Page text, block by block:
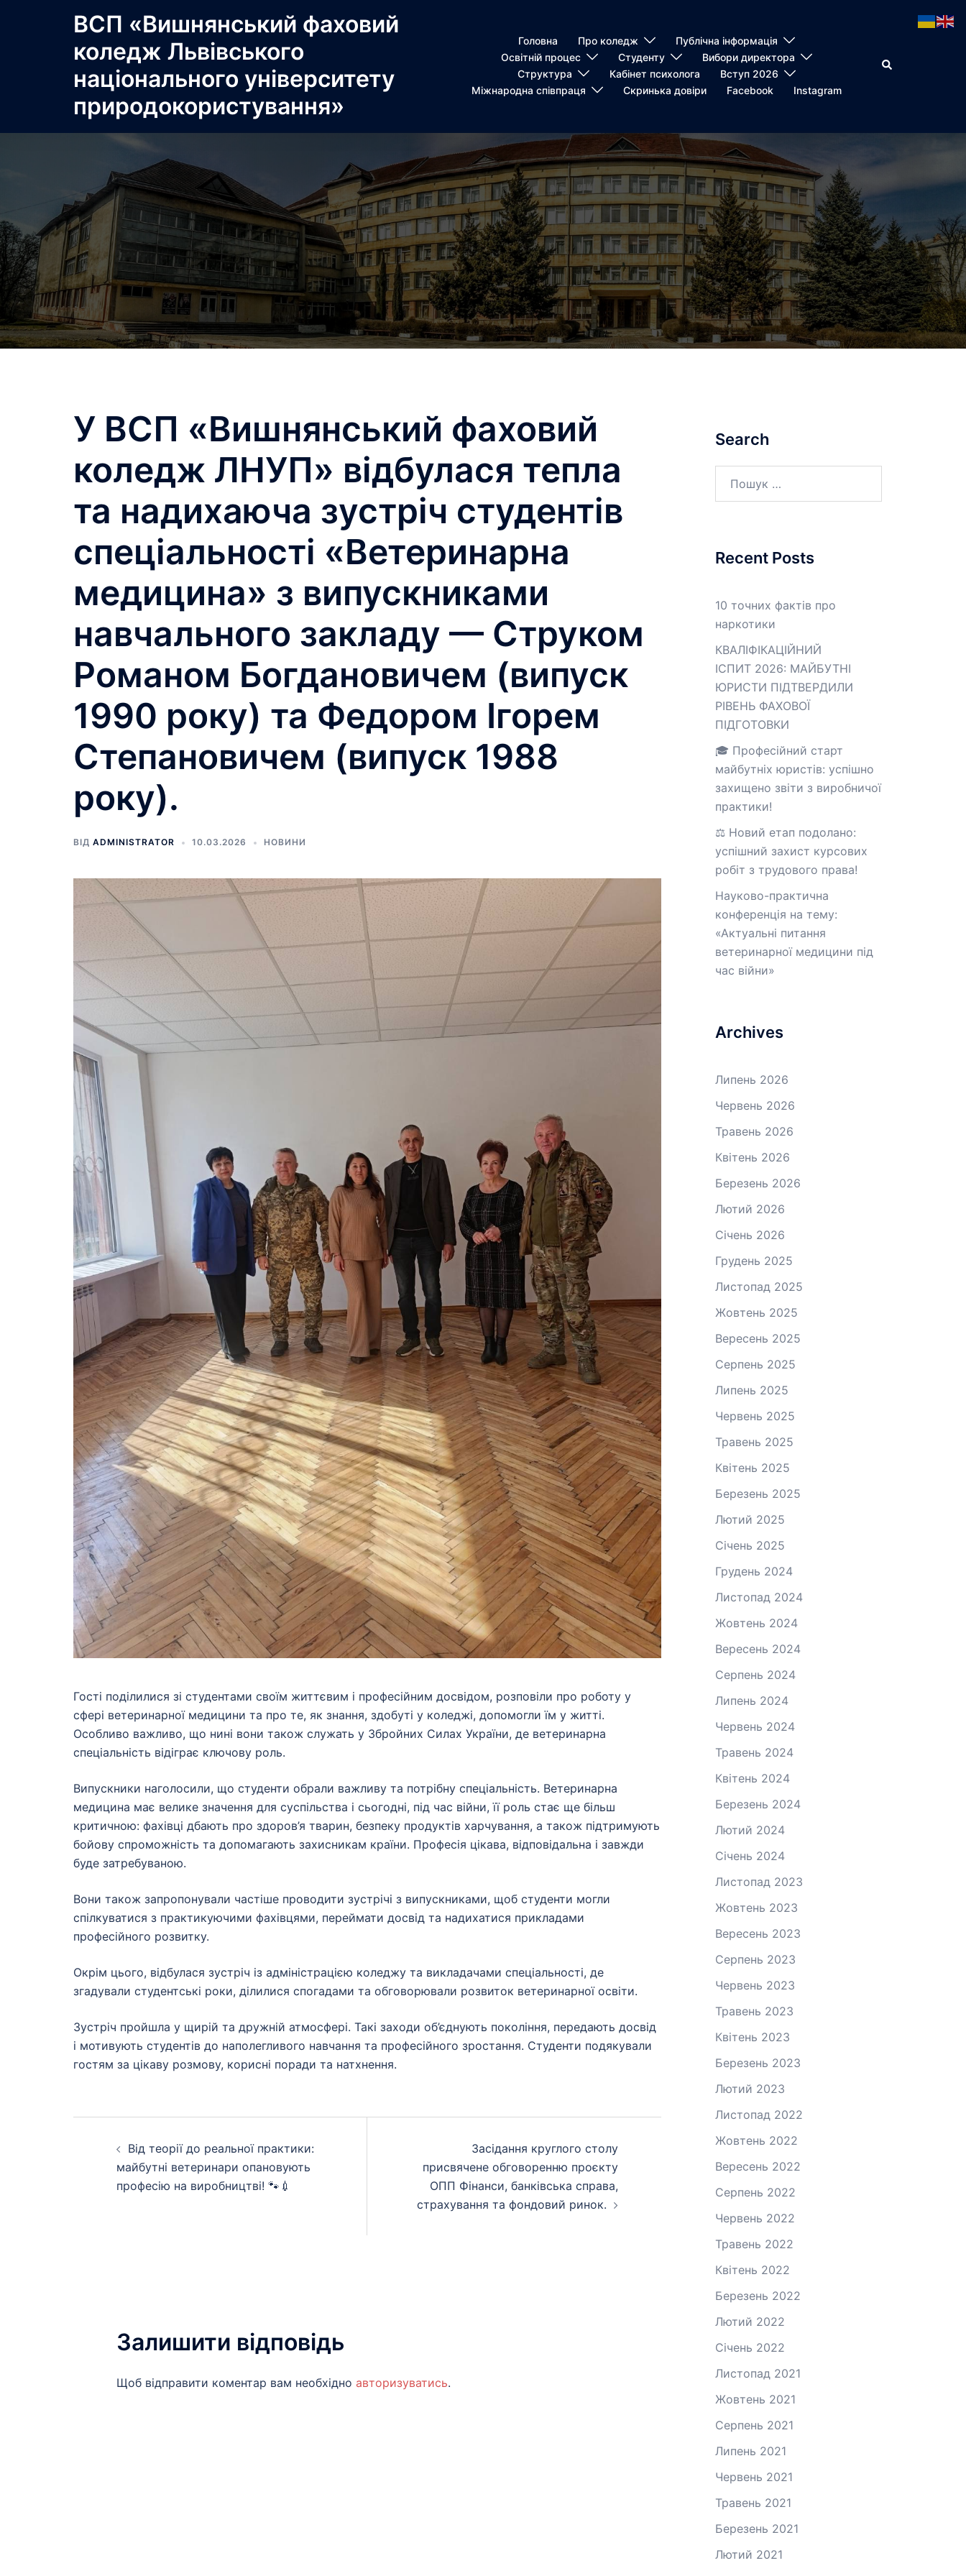
ВСП «Вишнянський фаховий
коледж Львівського
національного університету
природокористування»
Головна Про коледж
Публічна інформація
Освітній процес
Студенту
Вибори директора
Структура
Кабінет психолога
Вступ 2026
Міжнародна співпраця
Скринька довіри Facebook Instagram
Пошук
У ВСП «Вишнянський фаховий
коледж ЛНУП» відбулася тепла
та надихаюча зустріч студентів
спеціальності «Ветеринарна
медицина» з випускниками
навчального закладу — Струком
Романом Богдановичем (випуск
1990 року) та Федором Ігорем
Степановичем (випуск 1988
року).
ВІД ADMINISTRATOR 10.03.2026 НОВИНИ
Гості поділилися зі студентами своїм життєвим і професійним досвідом, розповіли про роботу у
сфері ветеринарної медицини та про те, як знання, здобуті у коледжі, допомогли їм у житті.
Особливо важливо, що нині вони також служать у Збройних Силах України, де ветеринарна
спеціальність відіграє ключову роль.
Випускники наголосили, що студенти обрали важливу та потрібну спеціальність. Ветеринарна
медицина має велике значення для суспільства і сьогодні, під час війни, її роль стає ще більш
критичною: фахівці дбають про здоров’я тварин, безпеку продуктів харчування, а також підтримують
бойову спроможність та допомагають захисникам країни. Професія цікава, відповідальна і завжди
буде затребуваною.
Вони також запропонували частіше проводити зустрічі з випускниками, щоб студенти могли
спілкуватися з практикуючими фахівцями, переймати досвід та надихатися прикладами
професійного розвитку.
Окрім цього, відбулася зустріч із адміністрацією коледжу та викладачами спеціальності, де
згадували студентські роки, ділилися спогадами та обговорювали розвиток ветеринарної освіти.
Зустріч пройшла у щирій та дружній атмосфері. Такі заходи об’єднують покоління, передають досвід
і мотивують студентів до наполегливого навчання та професійного зростання. Студенти подякували
гостям за цікаву розмову, корисні поради та натхнення.
Навігація
Від теорії до реальної практики:
майбутні ветеринари опановують
професію на виробництві! 🐾💉
Засідання круглого столу
присвячене обговоренню проєкту
ОПП Фінанси, банківська справа,
страхування та фондовий ринок.
Залишити відповідь
Щоб відправити коментар вам необхідно авторизуватись.
Search
Recent Posts
10 точних фактів про
наркотики
КВАЛІФІКАЦІЙНИЙ
ІСПИТ 2026: МАЙБУТНІ
ЮРИСТИ ПІДТВЕРДИЛИ
РІВЕНЬ ФАХОВОЇ
ПІДГОТОВКИ
🎓 Професійний старт
майбутніх юристів: успішно
захищено звіти з виробничої
практики!
⚖️ Новий етап подолано:
успішний захист курсових
робіт з трудового права!
Науково-практична
конференція на тему:
«Актуальні питання
ветеринарної медицини під
час війни»
Archives
Липень 2026
Червень 2026
Травень 2026
Квітень 2026
Березень 2026
Лютий 2026
Січень 2026
Грудень 2025
Листопад 2025
Жовтень 2025
Вересень 2025
Серпень 2025
Липень 2025
Червень 2025
Травень 2025
Квітень 2025
Березень 2025
Лютий 2025
Січень 2025
Грудень 2024
Листопад 2024
Жовтень 2024
Вересень 2024
Серпень 2024
Липень 2024
Червень 2024
Травень 2024
Квітень 2024
Березень 2024
Лютий 2024
Січень 2024
Листопад 2023
Жовтень 2023
Вересень 2023
Серпень 2023
Червень 2023
Травень 2023
Квітень 2023
Березень 2023
Лютий 2023
Листопад 2022
Жовтень 2022
Вересень 2022
Серпень 2022
Червень 2022
Травень 2022
Квітень 2022
Березень 2022
Лютий 2022
Січень 2022
Листопад 2021
Жовтень 2021
Серпень 2021
Липень 2021
Червень 2021
Травень 2021
Березень 2021
Лютий 2021